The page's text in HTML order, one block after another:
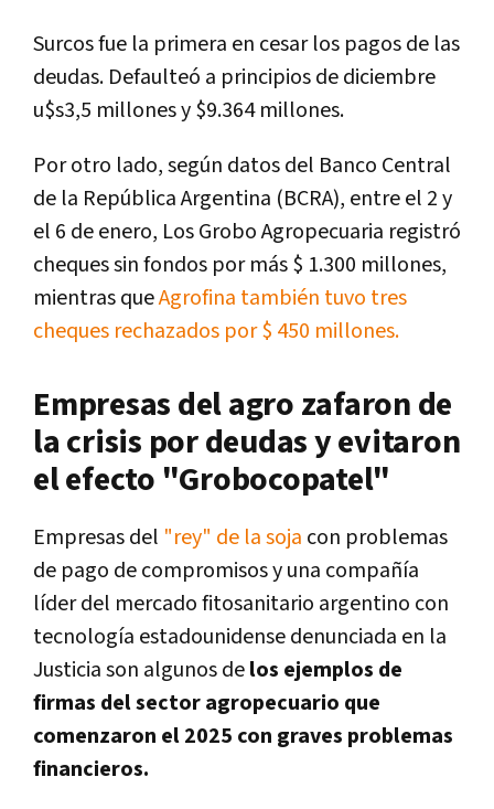
Surcos fue la primera en cesar los pagos de las
deudas. Defaulteó a principios de diciembre
u$s3,5 millones y $9.364 millones.
Por otro lado, según datos del Banco Central
de la República Argentina (BCRA), entre el 2 y
el 6 de enero, Los Grobo Agropecuaria registró
cheques sin fondos por más $ 1.300 millones,
mientras queAgrofina también tuvo tres
cheques rechazados por $ 450 millones.
Empresas del agro zafaron de
la crisis por deudas y evitaron
el efecto "Grobocopatel"
Empresas del "rey" de la soja con problemas
de pago de compromisos y una compañía
líder del mercado fitosanitario argentino con
tecnología estadounidense denunciada en la
Justicia son algunos delos ejemplos de
firmas del sector agropecuario que
comenzaron el 2025 con graves problemas
financieros.